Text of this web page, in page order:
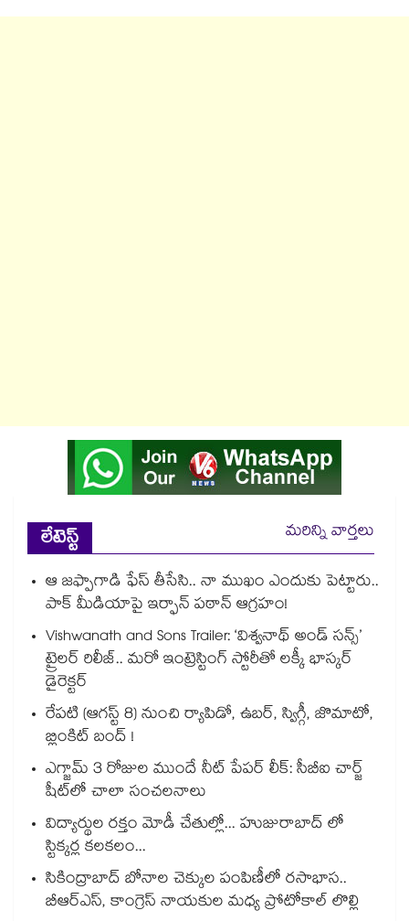
లేటెస్ట్
మరిన్ని వార్తలు
ఆ జఫ్పాగాడి ఫేస్ తీసేసి.. నా ముఖం ఎందుకు పెట్టారు..
పాక్ మీడియాపై ఇర్ఫాన్ పఠాన్ ఆగ్రహం!
Vishwanath and Sons Trailer: ‘విశ్వనాథ్ అండ్ సన్స్’
ట్రైలర్ రిలీజ్.. మరో ఇంట్రెస్టింగ్ స్టోరీతో లక్కీ భాస్కర్
డైరెక్టర్
రేపటి (ఆగస్ట్ 8) నుంచి ర్యాపిడో, ఉబర్, స్విగ్గీ, జొమాటో,
బ్లింకిట్ బంద్ !
ఎగ్జామ్ 3 రోజుల ముందే నీట్ పేపర్ లీక్: సీబీఐ చార్జ్
షీట్‎లో చాలా సంచలనాలు
విద్యార్థుల రక్తం మోడీ చేతుల్లో... హుజురాబాద్ లో
స్టిక్కర్ల కలకలం...
సికింద్రాబాద్ బోనాల చెక్కుల పంపిణీలో రసాభాస..
బీఆర్ఎస్, కాంగ్రెస్ నాయకుల మధ్య ప్రోటోకాల్ లొల్లి